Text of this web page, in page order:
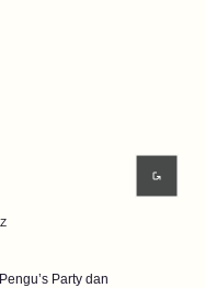
Party dan